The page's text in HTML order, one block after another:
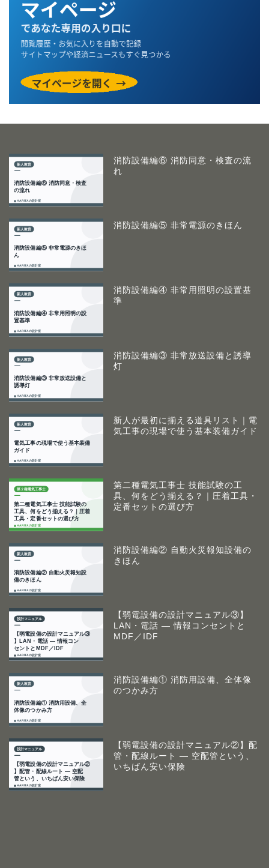
消防設備編⑥ 消防同意・検査の流
れ
消防設備編⑤ 非常電源のきほん
消防設備編④ 非常用照明の設置基
準
消防設備編③ 非常放送設備と誘導
灯
新人が最初に揃える道具リスト｜電
気工事の現場で使う基本装備ガイド
第二種電気工事士 技能試験の工
具、何をどう揃える？｜圧着工具・
定番セットの選び方
消防設備編② 自動火災報知設備の
きほん
【弱電設備の設計マニュアル③】
LAN・電話 ― 情報コンセントと
MDF／IDF
消防設備編① 消防用設備、全体像
のつかみ方
【弱電設備の設計マニュアル②】配
管・配線ルート ― 空配管という、
いちばん安い保険